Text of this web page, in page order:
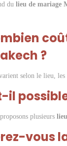
du lieu de mariage
?
selon le lieu, les
il
plusieurs
vous